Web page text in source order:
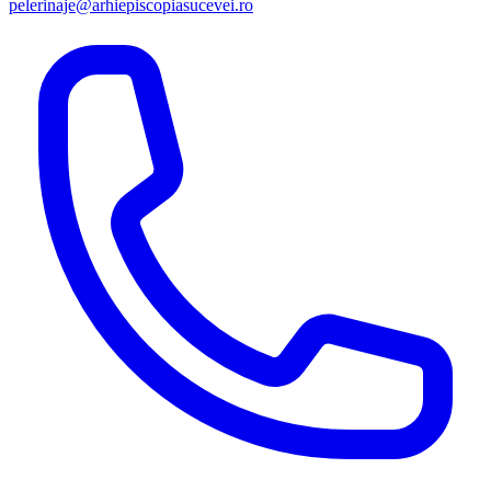
pelerinaje@arhiepiscopiasucevei.ro